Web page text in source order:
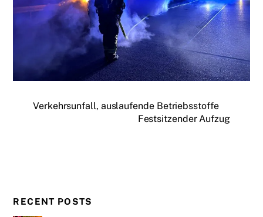
Verkehrsunfall, auslaufende Betriebsstoffe
Festsitzender Aufzug
RECENT POSTS